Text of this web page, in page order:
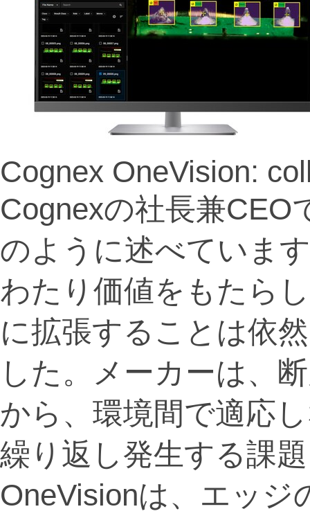
Cognex OneVision:
Cognexの社長兼CEO
のように述べていま
わたり価値をもたら
に拡張することは依
した。メーカーは、
から、環境間で適応
繰り返し発生する課
OneVisionは、エッ